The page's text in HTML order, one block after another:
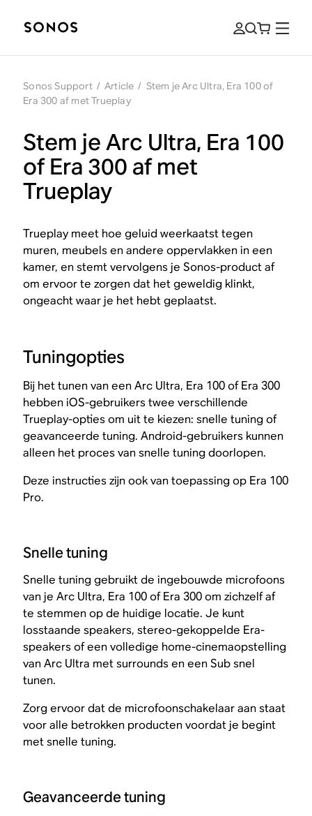
Sonos Support / Article / Stem je Arc Ultra, Era 100 of
Era 300 af met Trueplay
Stem je Arc Ultra, Era 100
of Era 300 af met
Trueplay
Trueplay meet hoe geluid weerkaatst tegen
muren, meubels en andere oppervlakken in een
kamer, en stemt vervolgens je Sonos-product af
om ervoor te zorgen dat het geweldig klinkt,
ongeacht waar je het hebt geplaatst.
Tuningopties
Bij het tunen van een Arc Ultra, Era 100 of Era 300
hebben iOS-gebruikers twee verschillende
Trueplay-opties om uit te kiezen: snelle tuning of
geavanceerde tuning. Android-gebruikers kunnen
alleen het proces van snelle tuning doorlopen.
Deze instructies zijn ook van toepassing op Era 100
Pro.
Snelle tuning
Snelle tuning gebruikt de ingebouwde microfoons
van je Arc Ultra, Era 100 of Era 300 om zichzelf af
te stemmen op de huidige locatie. Je kunt
losstaande speakers, stereo-gekoppelde Era-
speakers of een volledige home-cinemaopstelling
van Arc Ultra met surrounds en een Sub snel
tunen.
Zorg ervoor dat de microfoonschakelaar aan staat
voor alle betrokken producten voordat je begint
met snelle tuning.
Geavanceerde tuning